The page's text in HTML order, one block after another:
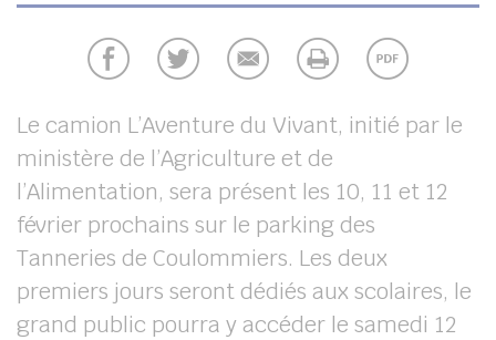
Le camion L’Aventure du Vivant, initié par le
ministère de l’Agriculture et de
l’Alimentation, sera présent les 10, 11 et 12
février prochains sur le parking des
Tanneries de Coulommiers. Les deux
premiers jours seront dédiés aux scolaires, le
grand public pourra y accéder le samedi 12